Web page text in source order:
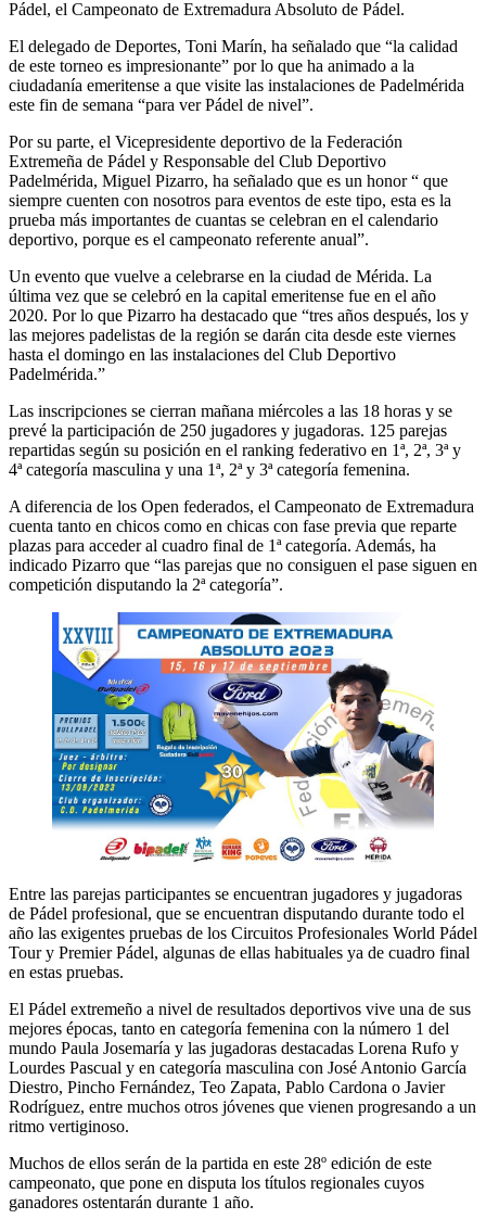
Pádel, el Campeonato de Extremadura Absoluto de Pádel.
El delegado de Deportes, Toni Marín, ha señalado que “la calidad
de este torneo es impresionante” por lo que ha animado a la
ciudadanía emeritense a que visite las instalaciones de Padelmérida
este fin de semana “para ver Pádel de nivel”.
Por su parte, el Vicepresidente deportivo de la Federación
Extremeña de Pádel y Responsable del Club Deportivo
Padelmérida, Miguel Pizarro, ha señalado que es un honor “ que
siempre cuenten con nosotros para eventos de este tipo, esta es la
prueba más importantes de cuantas se celebran en el calendario
deportivo, porque es el campeonato referente anual”.
Un evento que vuelve a celebrarse en la ciudad de Mérida. La
última vez que se celebró en la capital emeritense fue en el año
2020. Por lo que Pizarro ha destacado que “tres años después, los y
las mejores padelistas de la región se darán cita desde este viernes
hasta el domingo en las instalaciones del Club Deportivo
Padelmérida.”
Las inscripciones se cierran mañana miércoles a las 18 horas y se
prevé la participación de 250 jugadores y jugadoras. 125 parejas
repartidas según su posición en el ranking federativo en 1ª, 2ª, 3ª y
4ª categoría masculina y una 1ª, 2ª y 3ª categoría femenina.
A diferencia de los Open federados, el Campeonato de Extremadura
cuenta tanto en chicos como en chicas con fase previa que reparte
plazas para acceder al cuadro final de 1ª categoría. Además, ha
indicado Pizarro que “las parejas que no consiguen el pase siguen en
competición disputando la 2ª categoría”.
Entre las parejas participantes se encuentran jugadores y jugadoras
de Pádel profesional, que se encuentran disputando durante todo el
año las exigentes pruebas de los Circuitos Profesionales World Pádel
Tour y Premier Pádel, algunas de ellas habituales ya de cuadro final
en estas pruebas.
El Pádel extremeño a nivel de resultados deportivos vive una de sus
mejores épocas, tanto en categoría femenina con la número 1 del
mundo Paula Josemaría y las jugadoras destacadas Lorena Rufo y
Lourdes Pascual y en categoría masculina con José Antonio García
Diestro, Pincho Fernández, Teo Zapata, Pablo Cardona o Javier
Rodríguez, entre muchos otros jóvenes que vienen progresando a un
ritmo vertiginoso.
Muchos de ellos serán de la partida en este 28º edición de este
campeonato, que pone en disputa los títulos regionales cuyos
ganadores ostentarán durante 1 año.